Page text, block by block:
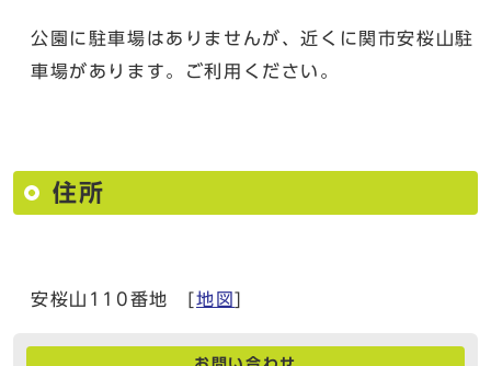
公園に駐車場はありませんが、近くに関市安桜山駐
車場があります。ご利用ください。
住所
安桜山110番地 [地図]